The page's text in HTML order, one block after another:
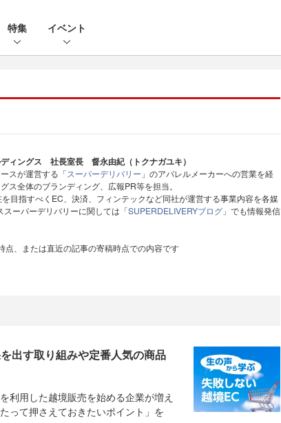
特集 イベント
ィングス 社長室長 督永由紀（トクナガユキ）
スが運営する「スーパーデリバリー 」のアパレルメーカーへの営業を経
ス全体のブランディング、広報PR等を担当。
目指すべくEC、決済、フィンテックなど同社が運営する事業内容を各媒
ーパーデリバリーに関しては「SUPERDELIVERYブログ」でも情報発信
点、または直近の記事の寄稿時点での内容です
出す取り組みや定番人気の商品
利用した越境販売を始める企業が増え
って押さえておきたいポイント」を